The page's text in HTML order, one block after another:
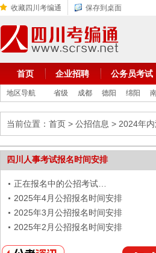
收藏四川考编通 保存到桌面
首页 企业招聘 公务员考试
地区导航 省级 成都 德阳 绵阳
当前位置： 首页 > 公招信息 > 2024年
四川人事考试报名时间安排
正在报名中的公招考试…
2025年4月公招报名时间安排
2025年3月公招报名时间安排
2025年2月公招报名时间安排